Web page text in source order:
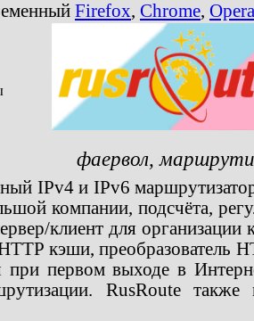
Firefox, Chrome, Opera
фаервол,
IPv4 и IPv6
компании, подсчёта,
клиент для организации
кэши, преобразователь
первом выходе в
RusRoute